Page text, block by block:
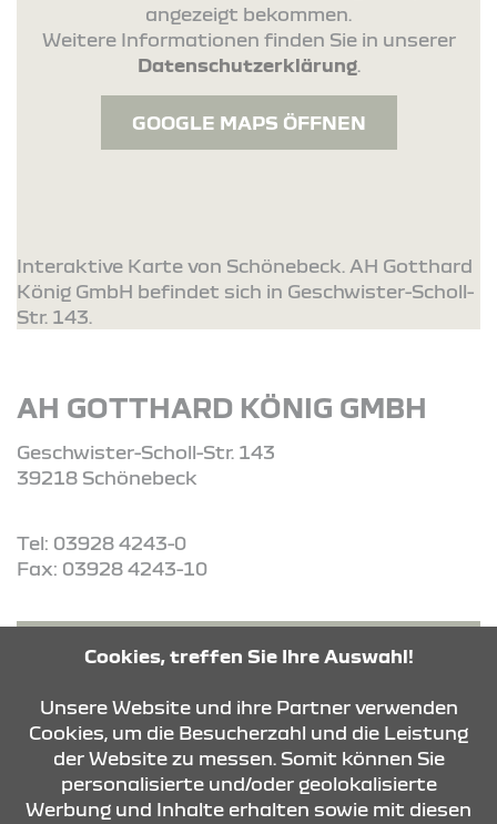
angezeigt bekommen.
Weitere Informationen finden Sie in unserer
Datenschutzerklärung.
GOOGLE MAPS ÖFFNEN
Interaktive Karte von Schönebeck. AH Gotthard
König GmbH befindet sich in Geschwister-Scholl-
Str. 143.
AH GOTTHARD KÖNIG GMBH
Geschwister-Scholl-Str. 143
39218 Schönebeck
Tel: 03928 4243-0
Fax: 03928 4243-10
ROUTE PLANEN
ANFRAGE SENDEN
KONTAKT & ANFAHRT
Cookies, treffen Sie Ihre Auswahl!
Unsere Website und ihre Partner verwenden
Cookies, um die Besucherzahl und die Leistung
der Website zu messen. Somit können Sie
personalisierte und/oder geolokalisierte
Werbung und Inhalte erhalten sowie mit diesen